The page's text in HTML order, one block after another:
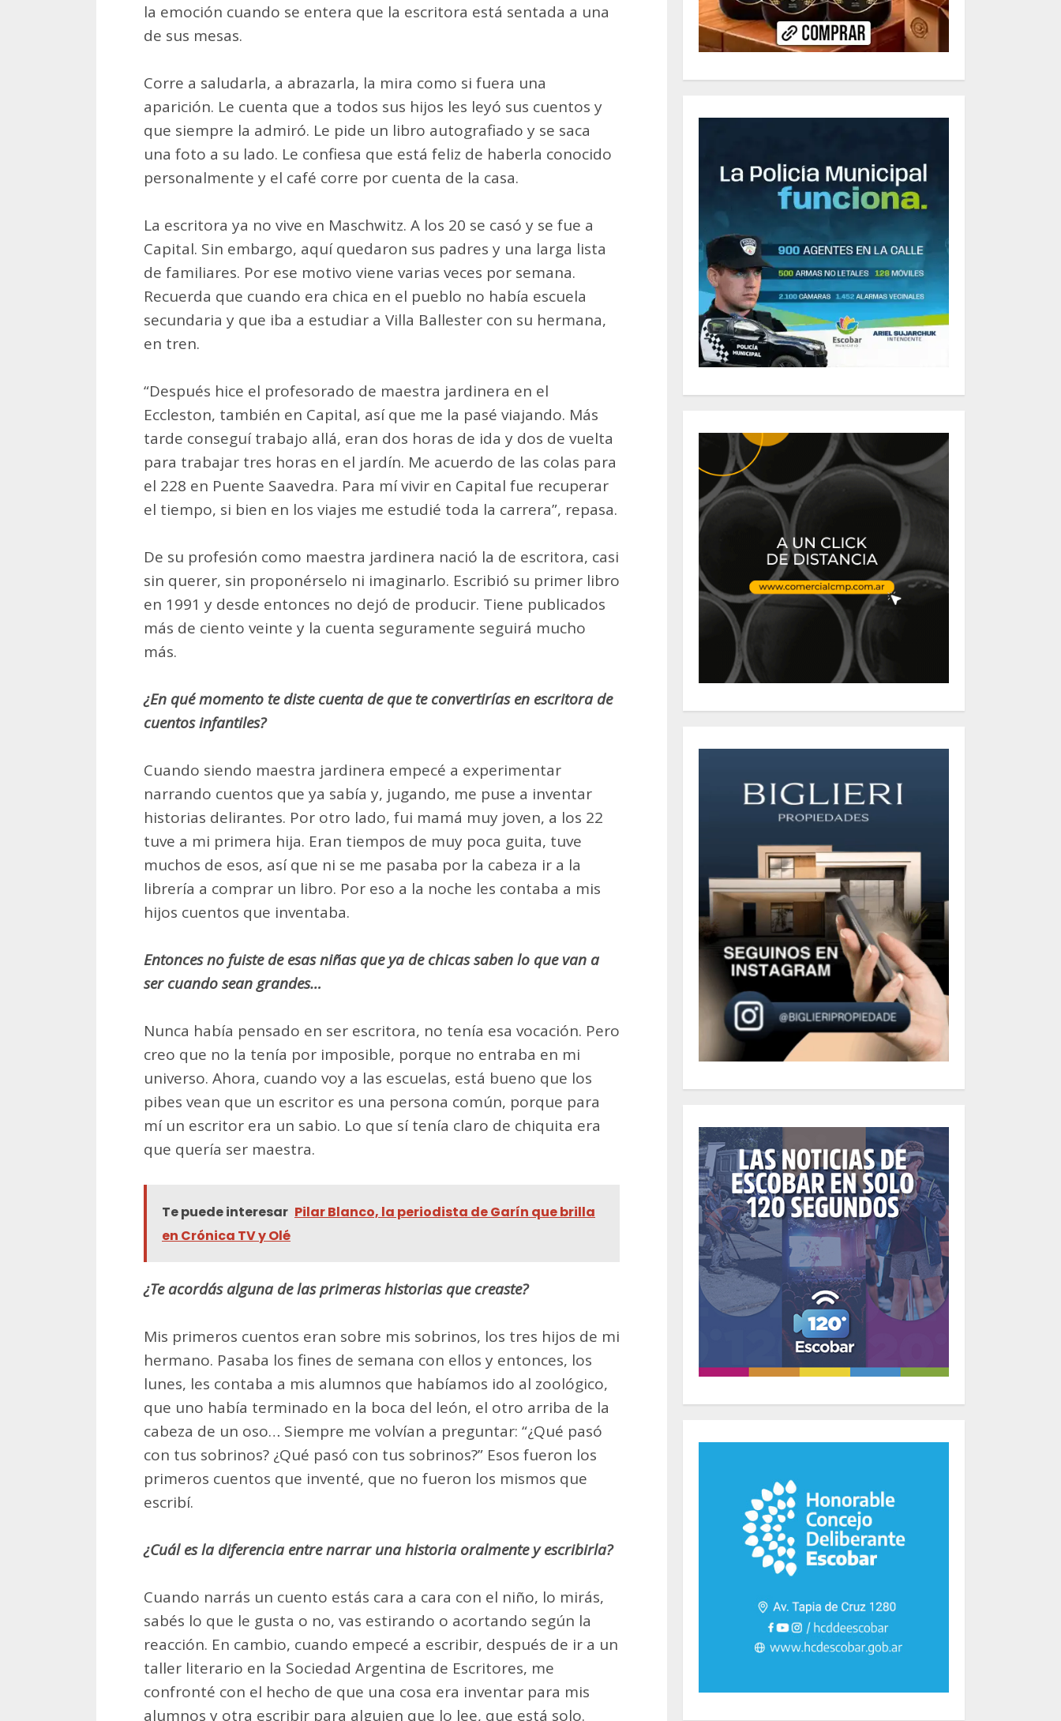
la emoción cuando se entera que la escritora está sentada a una
de sus mesas.
Corre a saludarla, a abrazarla, la mira como si fuera una
aparición. Le cuenta que a todos sus hijos les leyó sus cuentos y
que siempre la admiró. Le pide un libro autografiado y se saca
una foto a su lado. Le confiesa que está feliz de haberla conocido
personalmente y el café corre por cuenta de la casa.
La escritora ya no vive en Maschwitz. A los 20 se casó y se fue a
Capital. Sin embargo, aquí quedaron sus padres y una larga lista
de familiares. Por ese motivo viene varias veces por semana.
Recuerda que cuando era chica en el pueblo no había escuela
secundaria y que iba a estudiar a Villa Ballester con su hermana,
en tren.
“Después hice el profesorado de maestra jardinera en el
Eccleston, también en Capital, así que me la pasé viajando. Más
tarde conseguí trabajo allá, eran dos horas de ida y dos de vuelta
para trabajar tres horas en el jardín. Me acuerdo de las colas para
el 228 en Puente Saavedra. Para mí vivir en Capital fue recuperar
el tiempo, si bien en los viajes me estudié toda la carrera”, repasa.
De su profesión como maestra jardinera nació la de escritora, casi
sin querer, sin proponérselo ni imaginarlo. Escribió su primer libro
en 1991 y desde entonces no dejó de producir. Tiene publicados
más de ciento veinte y la cuenta seguramente seguirá mucho
más.
¿En qué momento te diste cuenta de que te convertirías en escritora de
cuentos infantiles?
Cuando siendo maestra jardinera empecé a experimentar
narrando cuentos que ya sabía y, jugando, me puse a inventar
historias delirantes. Por otro lado, fui mamá muy joven, a los 22
tuve a mi primera hija. Eran tiempos de muy poca guita, tuve
muchos de esos, así que ni se me pasaba por la cabeza ir a la
librería a comprar un libro. Por eso a la noche les contaba a mis
hijos cuentos que inventaba.
Entonces no fuiste de esas niñas que ya de chicas saben lo que van a
ser cuando sean grandes…
Nunca había pensado en ser escritora, no tenía esa vocación. Pero
creo que no la tenía por imposible, porque no entraba en mi
universo. Ahora, cuando voy a las escuelas, está bueno que los
pibes vean que un escritor es una persona común, porque para
mí un escritor era un sabio. Lo que sí tenía claro de chiquita era
que quería ser maestra.
Te puede interesar Pilar Blanco, la periodista de Garín que brilla
en Crónica TV y Olé
¿Te acordás alguna de las primeras historias que creaste?
Mis primeros cuentos eran sobre mis sobrinos, los tres hijos de mi
hermano. Pasaba los fines de semana con ellos y entonces, los
lunes, les contaba a mis alumnos que habíamos ido al zoológico,
que uno había terminado en la boca del león, el otro arriba de la
cabeza de un oso… Siempre me volvían a preguntar: “¿Qué pasó
con tus sobrinos? ¿Qué pasó con tus sobrinos?” Esos fueron los
primeros cuentos que inventé, que no fueron los mismos que
escribí.
¿Cuál es la diferencia entre narrar una historia oralmente y escribirla?
Cuando narrás un cuento estás cara a cara con el niño, lo mirás,
sabés lo que le gusta o no, vas estirando o acortando según la
reacción. En cambio, cuando empecé a escribir, después de ir a un
taller literario en la Sociedad Argentina de Escritores, me
confronté con el hecho de que una cosa era inventar para mis
alumnos y otra escribir para alguien que lo lee, que está solo.